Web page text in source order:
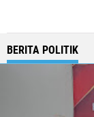
BERITA POLITIK